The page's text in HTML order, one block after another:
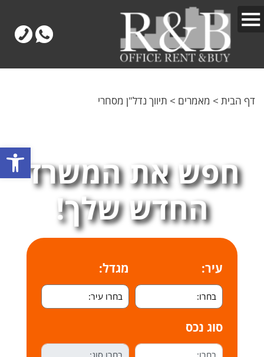
דף הבית > מאמרים > תיווך נדל"ן מסחרי
חפש את המשרד
החדש שלך!
עיר: מגדל:
סוג נכס